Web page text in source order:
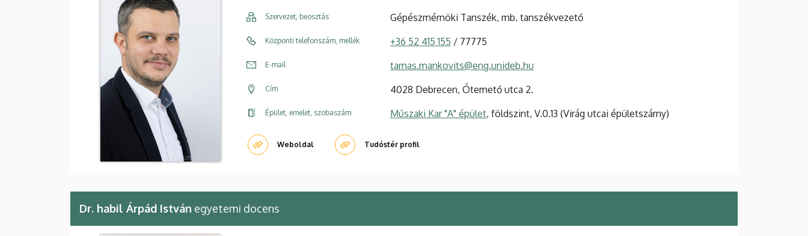
Szervezet, beosztás Gépészmérnöki Tanszék, mb. tanszékvezető
Központi telefonszám, mellék +36 52 415 155 / 77775
E-mail tamas.mankovits@eng.unideb.hu
Cím 4028 Debrecen, Ótemető utca 2.
Épület, emelet, szobaszám Műszaki Kar "A" épület, földszint, V.0.13 (Virág utcai épületszárny)
Weboldal Tudóstér profil
Dr. habil Árpád István egyetemi docens